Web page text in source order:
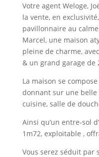
Votre agent Weloge,
la vente, en
pavillonnaire au
Marcel, une maison
pleine de charme,
& un grand garage de
La maison se
donnant sur une belle
cuisine, salle de
Ainsi qu’un entre-sol
1m72, exploitable ,
Vous serez séduit par